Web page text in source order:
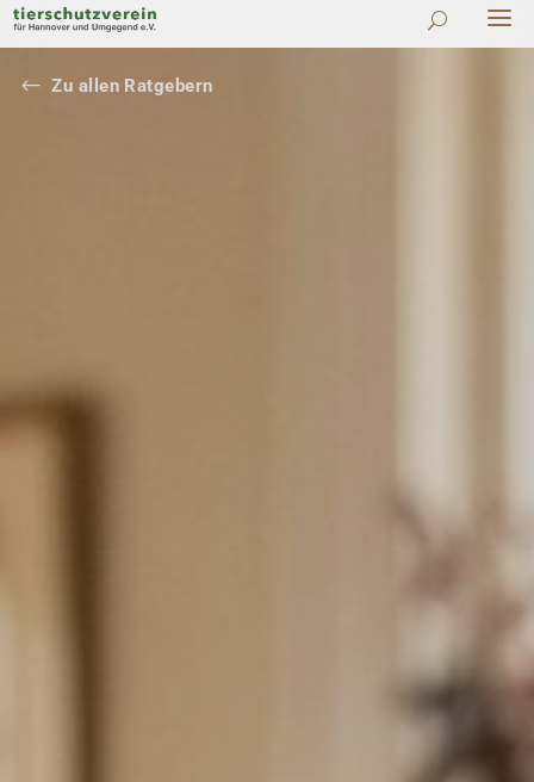
# Zu allen Ratgebern